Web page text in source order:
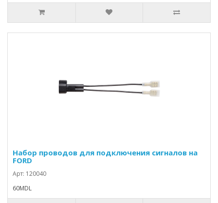
Набор проводов для подключения сигналов на
FORD
Арт: 120040
60MDL